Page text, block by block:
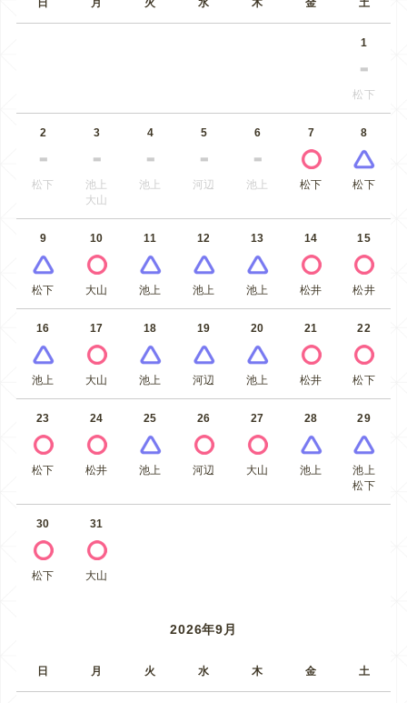
1
松下
2
松下
3
池上
大山
4
池上
5
河辺
6
池上
7
松下
8
松下
9
松下
10
大山
11
池上
12
池上
13
池上
14
松井
15
松井
16
池上
17
大山
18
池上
19
河辺
20
池上
21
松井
22
松下
23
松下
24
松井
25
池上
26
河辺
27
大山
28
池上
29
池上
松下
30
松下
31
大山
2026年9月
日 月 火 水 木 金 土